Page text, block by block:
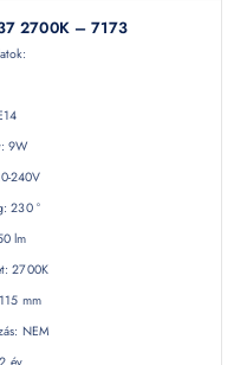
2700K – 7173
9W
240V
230 °
lm
2700K
mm
NEM